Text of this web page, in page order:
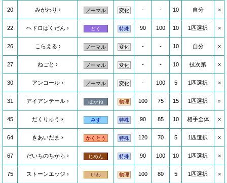
20 みがわり ノーマル 変化 - - 10 自分 ×
22 ヘドロばくだん どく 特殊 90 100 10 1匹選択 ×
26 こらえる ノーマル 変化 - - 10 自分 ×
27 ねごと ノーマル 変化 - - 10 技次第 ×
30 アンコール ノーマル 変化 - 100 5 1匹選択 ×
31 アイアンテール はがね 物理 100 75 15 1匹選択 ○
45 だくりゅう みず 特殊 90 85 10 相手全体 ×
64 きあいだま かくとう 特殊 120 70 5 1匹選択 ×
67 だいちのちから じめん 特殊 90 100 10 1匹選択 ×
75 ストーンエッジ いわ 物理 100 80 5 1匹選択 ×